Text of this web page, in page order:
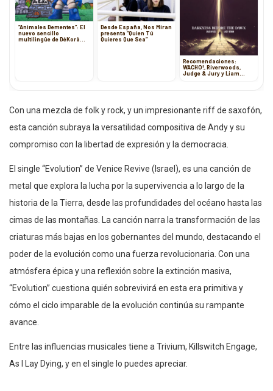
“Animales Dementes”: El
nuevo sencillo
multilingüe de DéKorà
Desde España, Nos Miran
presenta “Quien Tú
Quieres Que Sea”
Recomendaciones:
WACHO!, Riverwoods,
Judge & Jury y Liam
Con una mezcla de folk y rock, y un impresionante riff de saxofón,
esta canción subraya la versatilidad compositiva de Andy y su
compromiso con la libertad de expresión y la democracia.
El single “Evolution” de Venice Revive (Israel), es una canción de
metal que explora la lucha por la supervivencia a lo largo de la
historia de la Tierra, desde las profundidades del océano hasta las
cimas de las montañas. La canción narra la transformación de las
criaturas más bajas en los gobernantes del mundo, destacando el
poder de la evolución como una fuerza revolucionaria. Con una
atmósfera épica y una reflexión sobre la extinción masiva,
“Evolution” cuestiona quién sobrevivirá en esta era primitiva y
cómo el ciclo imparable de la evolución continúa su rampante
avance.
Entre las influencias musicales tiene a Trivium, Killswitch Engage,
As I Lay Dying, y en el single lo puedes apreciar.